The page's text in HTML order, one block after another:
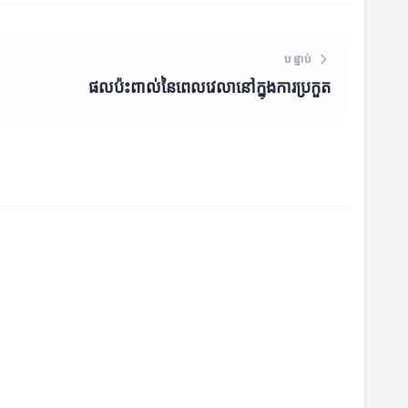
បន្ទាប់
ផលប៉ះពាល់នៃពេលវេលានៅក្នុងការប្រកួត